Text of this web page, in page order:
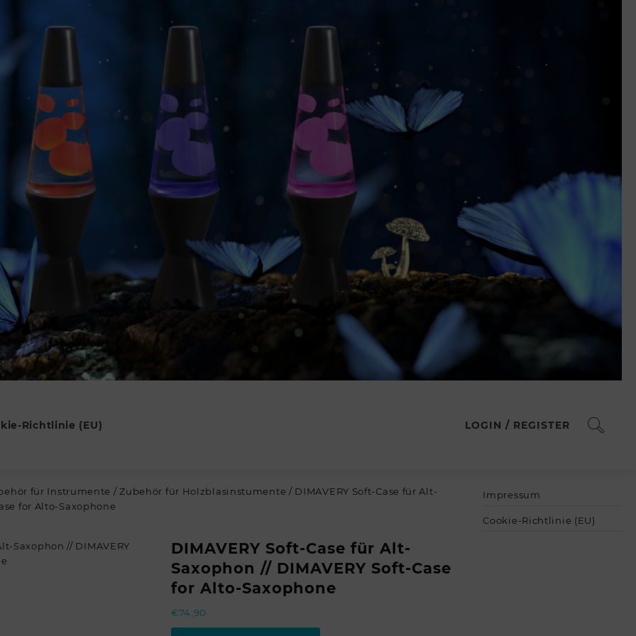
Richtlinie (EU) LOGIN / REGISTER
für Instrumente / Zubehör für Holzblasinstumente / DIMAVERY Soft-Case für Alt-
for Alto-Saxophone
DIMAVERY Soft-Case für Alt-
Saxophon // DIMAVERY Soft-Case
for Alto-Saxophone
€74,90
Impressum
Cookie-Richtlinie (EU)